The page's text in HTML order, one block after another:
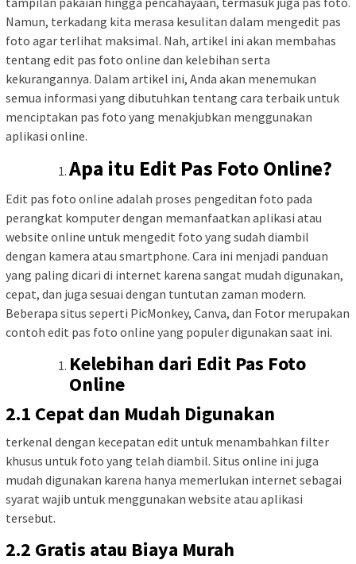
Namun, terkadang kita merasa kesulitan dalam mengedit pas
foto agar terlihat maksimal. Nah, artikel ini akan membahas
tentang edit pas foto online dan kelebihan serta
kekurangannya. Dalam artikel ini, Anda akan menemukan
semua informasi yang dibutuhkan tentang cara terbaik untuk
menciptakan pas foto yang menakjubkan menggunakan
aplikasi online.
Apa itu Edit Pas Foto Online?
Edit pas foto online adalah proses pengeditan foto pada
perangkat komputer dengan memanfaatkan aplikasi atau
website online untuk mengedit foto yang sudah diambil
dengan kamera atau smartphone. Cara ini menjadi panduan
yang paling dicari di internet karena sangat mudah digunakan,
cepat, dan juga sesuai dengan tuntutan zaman modern.
Beberapa situs seperti PicMonkey, Canva, dan Fotor merupakan
contoh edit pas foto online yang populer digunakan saat ini.
Kelebihan dari Edit Pas Foto
Online
2.1 Cepat dan Mudah Digunakan
terkenal dengan kecepatan edit untuk menambahkan filter
khusus untuk foto yang telah diambil. Situs online ini juga
mudah digunakan karena hanya memerlukan internet sebagai
syarat wajib untuk menggunakan website atau aplikasi
tersebut.
2.2 Gratis atau Biaya Murah